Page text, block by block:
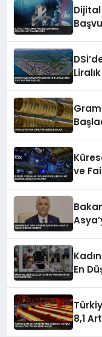
Dijital
ve
En
8,1